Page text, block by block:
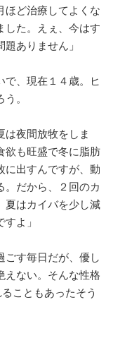
ほど治療してよくな
した。えぇ、今はす
ありません」
、現在１４歳。ヒ
。
は夜間放牧をしま
欲も旺盛で冬に脂肪
に出すんですが、動
。だから、２回のカ
夏はカイバを少し減
よ」
す毎日だが、優し
えない。そんな性格
こともあったそう